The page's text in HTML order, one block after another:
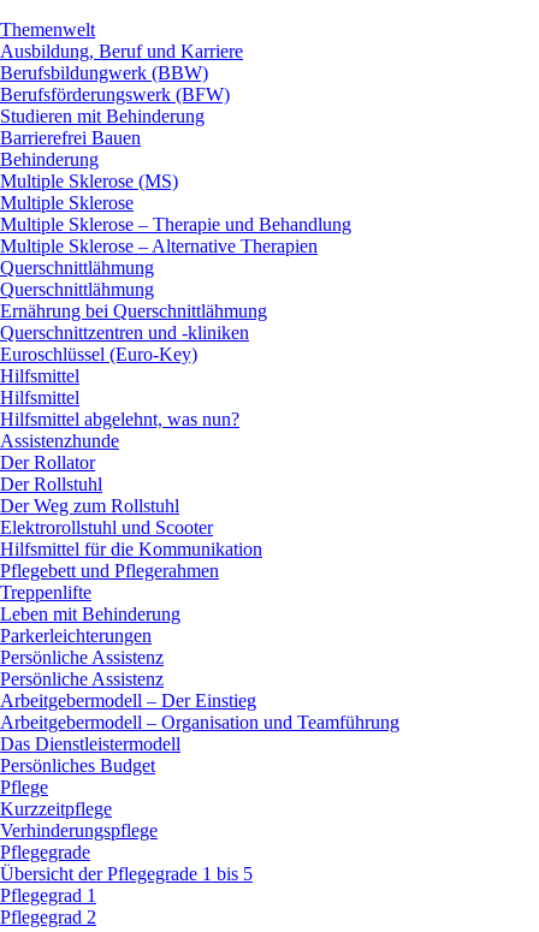
Themenwelt
Ausbildung, Beruf und Karriere
Berufsbildungwerk (BBW)
Berufsförderungswerk (BFW)
Studieren mit Behinderung
Barrierefrei Bauen
Behinderung
Multiple Sklerose (MS)
Multiple Sklerose
Multiple Sklerose – Therapie und Behandlung
Multiple Sklerose – Alternative Therapien
Querschnittlähmung
Querschnittlähmung
Ernährung bei Querschnittlähmung
Querschnittzentren und -kliniken
Euroschlüssel (Euro-Key)
Hilfsmittel
Hilfsmittel
Hilfsmittel abgelehnt, was nun?
Assistenzhunde
Der Rollator
Der Rollstuhl
Der Weg zum Rollstuhl
Elektrorollstuhl und Scooter
Hilfsmittel für die Kommunikation
Pflegebett und Pflegerahmen
Treppenlifte
Leben mit Behinderung
Parkerleichterungen
Persönliche Assistenz
Persönliche Assistenz
Arbeitgebermodell – Der Einstieg
Arbeitgebermodell – Organisation und Teamführung
Das Dienstleistermodell
Persönliches Budget
Pflege
Kurzzeitpflege
Verhinderungspflege
Pflegegrade
Übersicht der Pflegegrade 1 bis 5
Pflegegrad 1
Pflegegrad 2